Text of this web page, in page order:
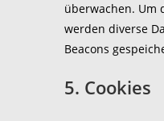
überwachen. Um
werden diverse
Beacons
5. Cookies